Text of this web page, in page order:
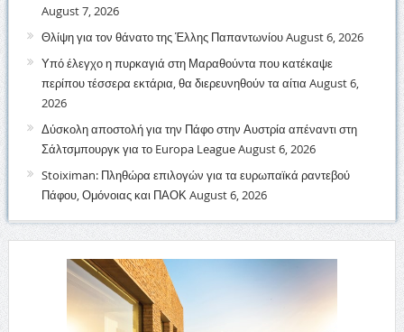
August 7, 2026
Θλίψη για τον θάνατο της Έλλης ΠαπαντωνίουAugust 6, 2026
Υπό έλεγχο η πυρκαγιά στη Μαραθούντα που κατέκαψε
περίπου τέσσερα εκτάρια, θα διερευνηθούν τα αίτια August 6,
2026
Δύσκολη αποστολή για την Πάφο στην Αυστρία απέναντι στη
Σάλτσμπουργκ για το Europa LeagueAugust 6, 2026
Stoiximan: Πληθώρα επιλογών για τα ευρωπαϊκά ραντεβού
Πάφου, Ομόνοιας και ΠΑΟΚAugust 6, 2026